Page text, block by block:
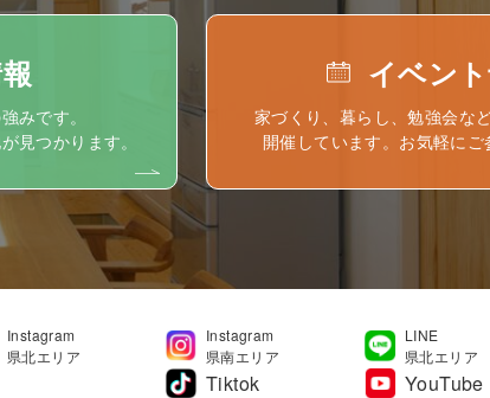
みです。
見つかります。
イベン
家づくり、暮らし、勉強会な
開催しています。お気軽にご
Instagram
県北エリア
Instagram
県南エリア
LINE
県北エリア
Tiktok YouTube